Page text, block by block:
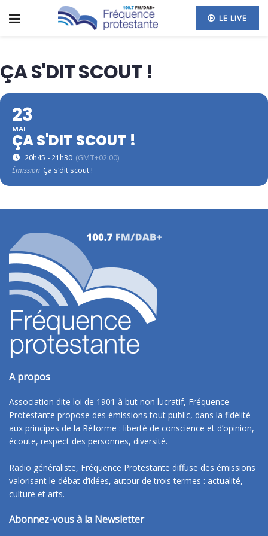
LE LIVE
ÇA S'DIT SCOUT !
23
MAI
ÇA S'DIT SCOUT !
20h45 - 21h30 (GMT+02:00)
Émission Ça s'dit scout !
A propos
Association dite loi de 1901 à but non lucratif, Fréquence
Protestante propose des émissions tout public, dans la fidélité
aux principes de la Réforme : liberté de conscience et d’opinion,
écoute, respect des personnes, diversité.
Radio généraliste, Fréquence Protestante diffuse des émissions
valorisant le débat d’idées, autour de trois termes : actualité,
culture et arts.
Abonnez-vous à la Newsletter